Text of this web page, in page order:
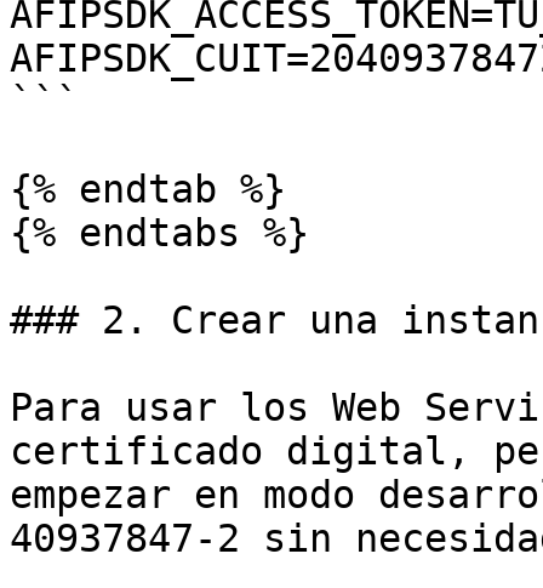
```
{% endtab %}
{% endtabs %}
### 2. Crear una
Para usar los Web
certificado digital,
empezar en modo
40937847-2 sin